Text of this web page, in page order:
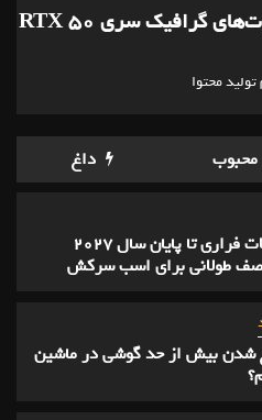
ایسوس قیمت کارت‌های گرافیک سری RTX 50 را
محبوب داغ
تمامی محصولات فراری تا پایان سال ۲۰۲۷
صف طولانی برای اسب سرکش
شدن بیش از حد گوشی در ماشین